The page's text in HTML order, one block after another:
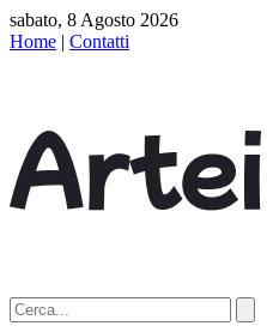
sabato, 8 Agosto 2026
Home | Contatti